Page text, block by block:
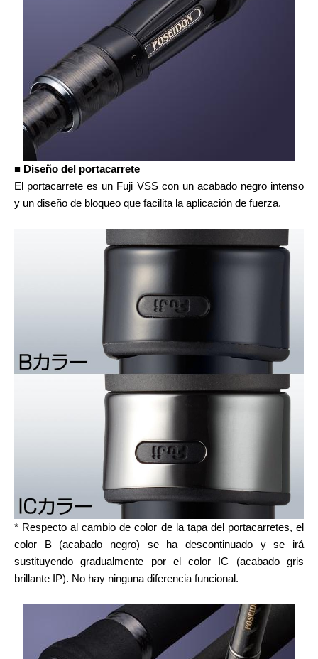
■ Diseño del portacarrete
El portacarrete es un Fuji VSS con un acabado negro intenso
y un diseño de bloqueo que facilita la aplicación de fuerza.
* Respecto al cambio de color de la tapa del portacarretes, el
color B (acabado negro) se ha descontinuado y se irá
sustituyendo gradualmente por el color IC (acabado gris
brillante IP). No hay ninguna diferencia funcional.